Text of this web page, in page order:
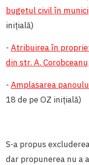
bugetul civil în
inițială)
- Atribuirea în
din str. A.
- Amplasarea
18 de pe OZ inițială)
S-a propus
dar propunerea nu a